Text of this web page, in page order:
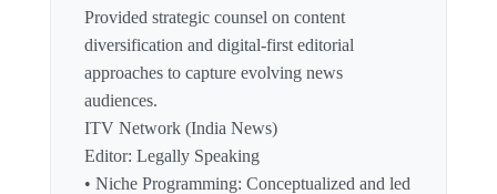
Provided strategic counsel on content
diversification and digital-first editorial
approaches to capture evolving news
audiences.
ITV Network (India News)
Editor: Legally Speaking
• Niche Programming: Conceptualized and led